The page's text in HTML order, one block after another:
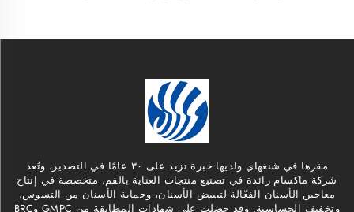
مقرها في شنغهاي ولديها خبرة تزيد على ٣٠ عامًا في التصدير، وتُعد
شركة ماكسام رائدة في تصنيع منتجات العناية بالفم، متخصصة في إنتاج
معاجين الأسنان الفعّالة لتبييض الأسنان، وحماية الأسنان من التسوس،
وتخفيف الحساسية. وقد حصلت على شهادات المطابقة من GMPC وBRC